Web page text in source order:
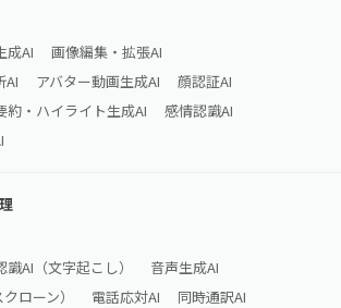
成AI
画像編集・拡張AI
AI
アバター動画生成AI
顔認証AI
約・ハイライト生成AI
感情認識AI
識AI（文字起こし）
音声生成AI
ローン）
電話応対AI
同時通訳AI